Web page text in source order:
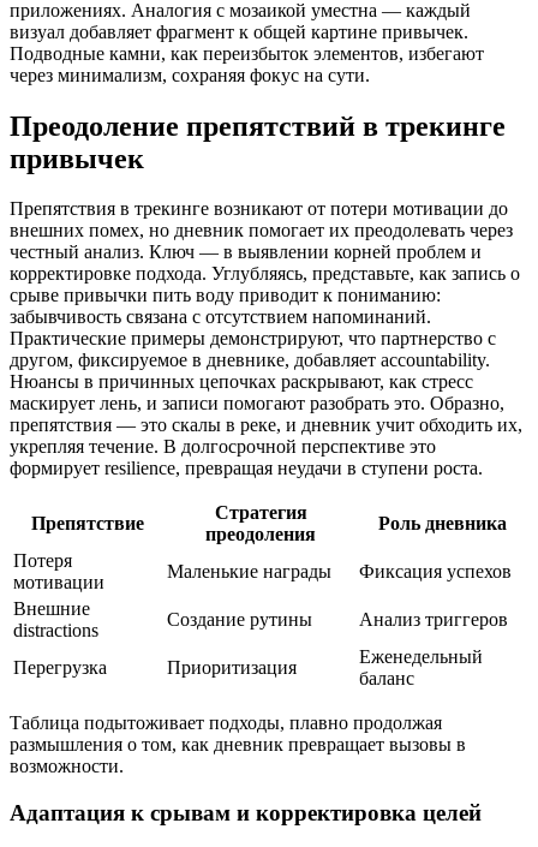
приложениях. Аналогия с мозаикой уместна — каждый
визуал добавляет фрагмент к общей картине привычек.
Подводные камни, как переизбыток элементов, избегают
через минимализм, сохраняя фокус на сути.
Преодоление препятствий в трекинге
привычек
Препятствия в трекинге возникают от потери мотивации до
внешних помех, но дневник помогает их преодолевать через
честный анализ. Ключ — в выявлении корней проблем и
корректировке подхода. Углубляясь, представьте, как запись о
срыве привычки пить воду приводит к пониманию:
забывчивость связана с отсутствием напоминаний.
Практические примеры демонстрируют, что партнерство с
другом, фиксируемое в дневнике, добавляет accountability.
Нюансы в причинных цепочках раскрывают, как стресс
маскирует лень, и записи помогают разобрать это. Образно,
препятствия — это скалы в реке, и дневник учит обходить их,
укрепляя течение. В долгосрочной перспективе это
формирует resilience, превращая неудачи в ступени роста.
Препятствие
Стратегия
преодоления
Роль дневника
Потеря
мотивации
Маленькие награды
Фиксация успехов
Внешние
distractions
Создание рутины Анализ триггеров
Перегрузка Приоритизация
Еженедельный
баланс
Таблица подытоживает подходы, плавно продолжая
размышления о том, как дневник превращает вызовы в
возможности.
Адаптация к срывам и корректировка целей